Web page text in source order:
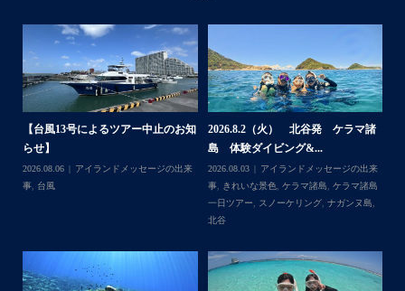
最近は、連日クルーザーチャーターのご利用が続いていて
梅雨明け後のパーフェクトな海でバナナボートに船上
BBQ、シュノーケリングとお楽しみ頂いております
・
・
何ヶ月も前からやり取りさせて頂き温めていたご予約でし
たので、お天気とコンディションに恵まれて、皆さん大満
足な一日を過ごして頂けて本当によかったです
また来年も社員旅行で沖縄へいらっしゃる際は是非ご利用
くださいね！！
よるツアー中止のお知
イランドメッセージの出来
2026.8.2（火） 北谷発 ケラマ諸
島 体験ダイビング&...
2026.08.03
アイランドメッセージの出来
ケラマ諸島,ケラマ諸島
スノーケリング,ナガンヌ島,
2026.7.18 北谷発
ュノーケル＆ダイ
2026.07.19 ウミガメ
マ諸島,ケラマ諸島一
ング,ダイビングポイ